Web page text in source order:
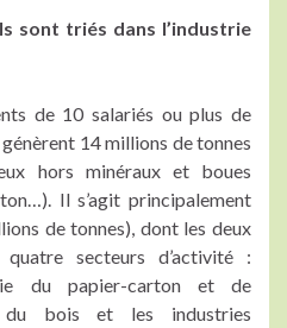
sont triés dans l’industrie
de 10 salariés ou plus de
14 millions de tonnes
hors minéraux et boues
Il s’agit principalement
de tonnes), dont les deux
secteurs d’activité :
du papier-carton et de
du bois et les industries